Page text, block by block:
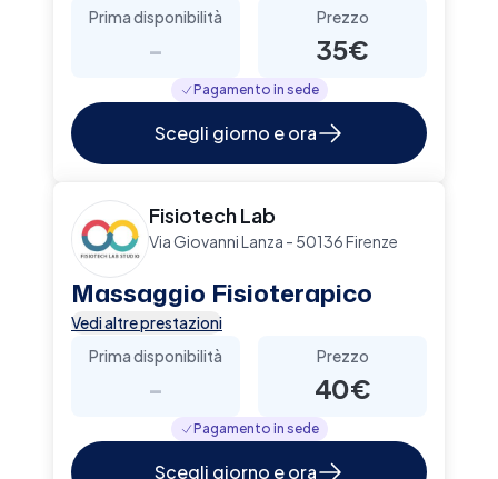
Prima disponibilità
-
Prezzo
35€
Pagamento in sede
Scegli giorno e ora
Fisiotech Lab
Via Giovanni Lanza - 50136 Firenze
Massaggio Fisioterapico
Vedi altre prestazioni
Prima disponibilità
-
Prezzo
40€
Pagamento in sede
Scegli giorno e ora